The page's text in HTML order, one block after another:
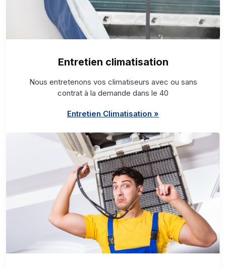
Entretien climatisation
Nous entretenons vos climatiseurs avec ou sans
contrat à la demande dans le 40
Entretien Climatisation »